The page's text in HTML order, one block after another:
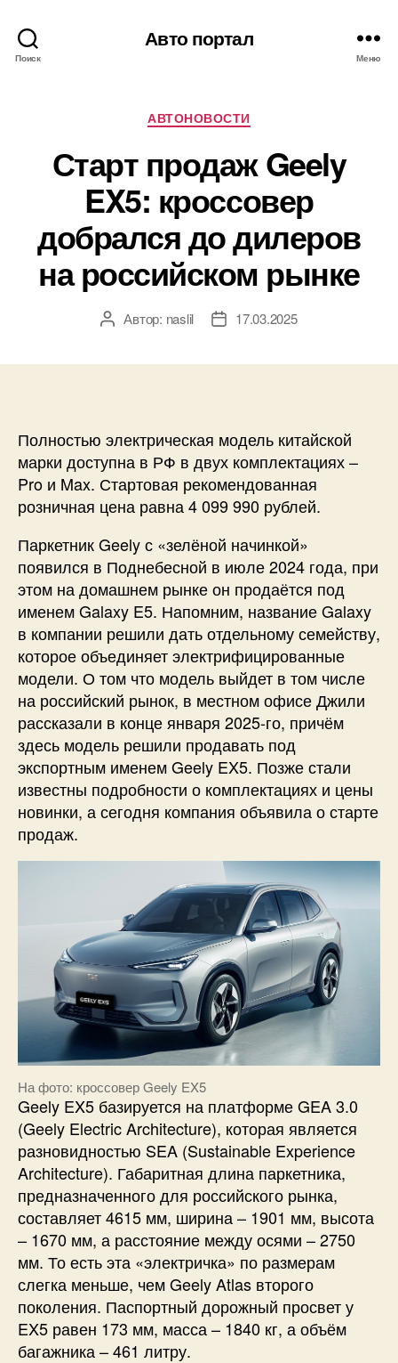
Поиск
Авто портал
Меню
Рубрики
АВТОНОВОСТИ
Старт продаж Geely
EX5: кроссовер
добрался до дилеров
на российском рынке
АвторАвтор: naslil
Дата17.03.2025
Полностью электрическая модель китайской
марки доступна в РФ в двух комплектациях –
Pro и Max. Стартовая рекомендованная
розничная цена равна 4 099 990 рублей.
Паркетник Geely с «зелёной начинкой»
появился в Поднебесной в июле 2024 года, при
этом на домашнем рынке он продаётся под
именем Galaxy E5. Напомним, название Galaxy
в компании решили дать отдельному семейству,
которое объединяет электрифицированные
модели. О том что модель выйдет в том числе
на российский рынок, в местном офисе Джили
рассказали в конце января 2025-го, причём
здесь модель решили продавать под
экспортным именем Geely EX5. Позже стали
известны подробности о комплектациях и цены
новинки, а сегодня компания объявила о старте
продаж.
На фото: кроссовер Geely EX5
Geely EX5 базируется на платформе GEA 3.0
(Geely Electric Architecture), которая является
разновидностью SEA (Sustainable Experience
Architecture). Габаритная длина паркетника,
предназначенного для российского рынка,
составляет 4615 мм, ширина – 1901 мм, высота
– 1670 мм, а расстояние между осями – 2750
мм. То есть эта «электричка» по размерам
слегка меньше, чем Geely Atlas второго
поколения. Паспортный дорожный просвет у
EX5 равен 173 мм, масса – 1840 кг, а объём
багажника – 461 литру.